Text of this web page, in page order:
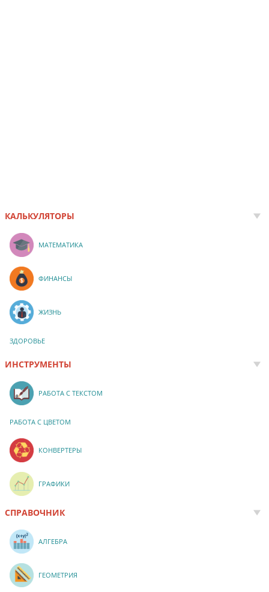
КАЛЬКУЛЯТОРЫ
МАТЕМАТИКА
ФИНАНСЫ
ЖИЗНЬ
ЗДОРОВЬЕ
ИНСТРУМЕНТЫ
РАБОТА С ТЕКСТОМ
РАБОТА С ЦВЕТОМ
КОНВЕРТЕРЫ
ГРАФИКИ
СПРАВОЧНИК
АЛГЕБРА
ГЕОМЕТРИЯ